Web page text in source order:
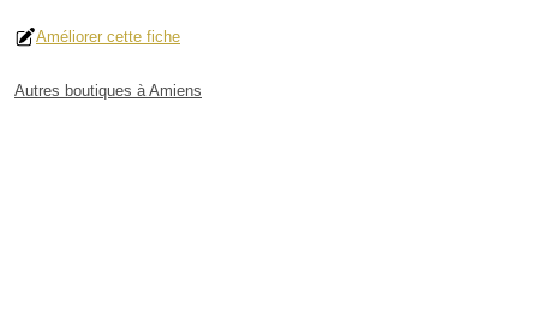
Améliorer cette fiche
Autres boutiques à Amiens